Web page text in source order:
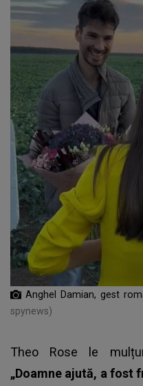
Anghel Damian, gest
spynews)
Theo Rose le
„Doamne ajută, a fost